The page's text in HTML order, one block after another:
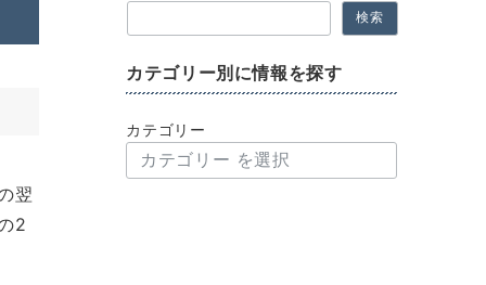
翌
2
検索
カテゴリー別に情報を探す
カテゴリー